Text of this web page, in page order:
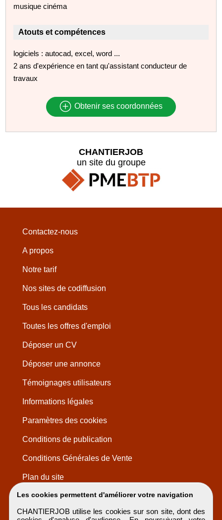
musique cinéma
Atouts et compétences
logiciels : autocad, excel, word ...
2 ans d'expérience en tant qu'assistant conducteur de
travaux
Obtenir ses coordonnées
Les cookies permettent d'améliorer votre navigation
CHANTIERJOB utilise les cookies sur son site, dont des
CHANTIERJOB
un site du groupe
Contactez-nous
A propos
Notre tarif
Nos sites de codiffusion
Tous les candidats
Toutes les offres d'emploi
Déposer un CV
Déposer une annonce
Témoignages utilisateurs
Informations légales
Paramètres des cookies
Conditions de publication
Conditions Générales de Vente
Plan du site